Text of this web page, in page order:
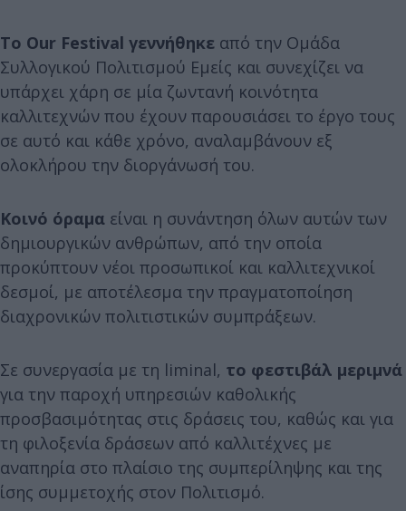
Το Our Festival γεννήθηκε από την Ομάδα
Συλλογικού Πολιτισμού Εμείς και συνεχίζει να
υπάρχει χάρη σε μία ζωντανή κοινότητα
καλλιτεχνών που έχουν παρουσιάσει το έργο τους
σε αυτό και κάθε χρόνο, αναλαμβάνουν εξ
ολοκλήρου την διοργάνωσή του.
Κοινό όραμα είναι η συνάντηση όλων αυτών των
δημιουργικών ανθρώπων, από την οποία
προκύπτουν νέοι προσωπικοί και καλλιτεχνικοί
δεσμοί, με αποτέλεσμα την πραγματοποίηση
διαχρονικών πολιτιστικών συμπράξεων.
Σε συνεργασία με τη liminal, το φεστιβάλ μεριμνά
για την παροχή υπηρεσιών καθολικής
προσβασιμότητας στις δράσεις του, καθώς και για
τη φιλοξενία δράσεων από καλλιτέχνες με
αναπηρία στο πλαίσιο της συμπερίληψης και της
ίσης συμμετοχής στον Πολιτισμό.